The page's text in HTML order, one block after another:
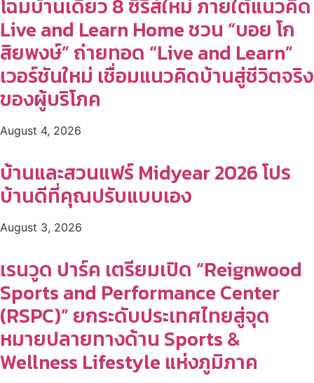
โฉมบ้านเดี่ยว 8 ซีรีส์ใหม่ ภายใต้แนวคิด
Live and Learn Home ชวน “บอย โก
สิยพงษ์” ถ่ายทอด “Live and Learn”
เวอร์ชันใหม่ เชื่อมแนวคิดบ้านสู่ชีวิตจริง
ของผู้บริโภค
August 4, 2026
บ้านและสวนแฟร์ Midyear 2026 โปร
บ้านดีที่คุณปรับแบบเอง
August 3, 2026
เรนวูด ปาร์ค เตรียมเปิด “Reignwood
Sports and Performance Center
(RSPC)” ยกระดับประเทศไทยสู่จุด
หมายปลายทางด้าน Sports &
Wellness Lifestyle แห่งภูมิภาค